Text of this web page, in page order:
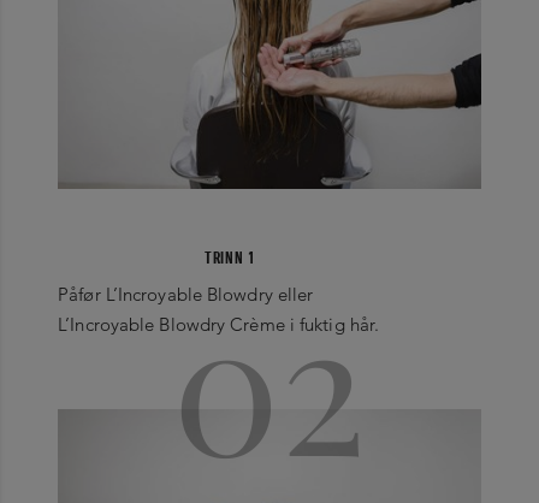
TRINN 1
Påfør L’Incroyable Blowdry eller
L’Incroyable Blowdry Crème i fuktig hår.
02